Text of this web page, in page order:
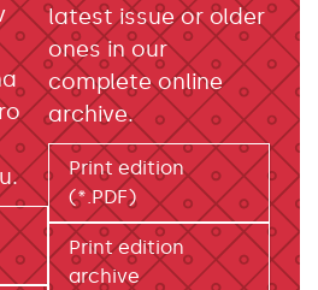
latest issue or older
ones in our
complete online
archive.
Print edition
(*.PDF)
Print edition
archive